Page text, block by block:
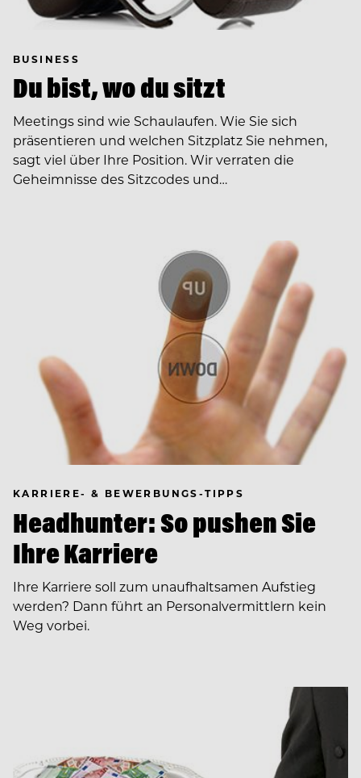
BUSINESS
Du bist, wo du sitzt
Meetings sind wie Schaulaufen. Wie Sie sich
präsentieren und welchen Sitzplatz Sie nehmen,
sagt viel über Ihre Position. Wir verraten die
Geheimnisse des Sitzcodes und…
KARRIERE- & BEWERBUNGS-TIPPS
Headhunter: So pushen Sie
Ihre Karriere
Ihre Karriere soll zum unaufhaltsamen Aufstieg
werden? Dann führt an Personalvermittlern kein
Weg vorbei.